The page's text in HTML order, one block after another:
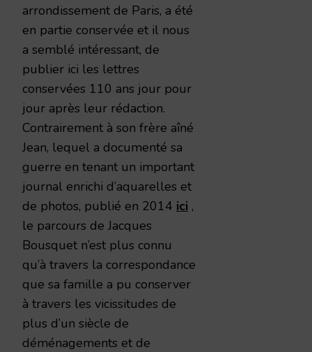
arrondissement de Paris, a été
en partie conservée et il nous
a semblé intéressant, de
publier ici les lettres
conservées 110 ans jour pour
jour après leur rédaction.
Contrairement à son frère aîné
Jean, lequel a documenté sa
guerre en tenant un important
journal enrichi d’aquarelles et
de photos, publié en 2014 ici ,
le parcours de Jacques
Bousquet n’est plus connu
qu’à travers la correspondance
que sa famille a pu conserver
à travers les vicissitudes de
plus d’un siècle de
déménagements et de